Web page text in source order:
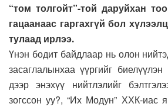
“том толгойт”-той даруйхан
гацаанаас гаргахгүй бол
тулаад ирлээ.
Үнэн бодит байдлаар нь олон
засаглалынхаа үүргийг
дээр энэхүү нийтлэлийг
зогссон уу?, “Их Модун” ХХК-иас